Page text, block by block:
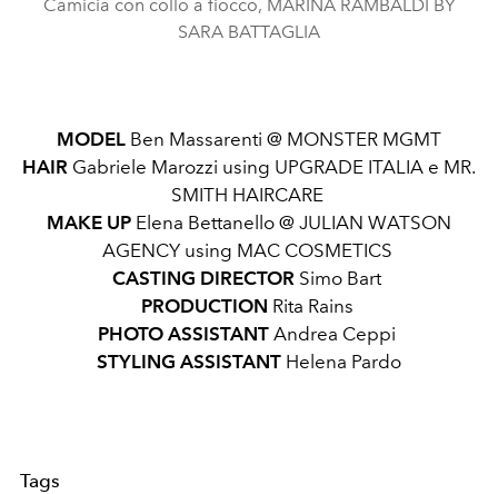
Camicia con collo a fiocco, MARINA RAMBALDI BY
SARA BATTAGLIA
MODEL Ben Massarenti @ MONSTER MGMT
HAIR Gabriele Marozzi using UPGRADE ITALIA e MR.
SMITH HAIRCARE
MAKE UP Elena Bettanello @ JULIAN WATSON
AGENCY using MAC COSMETICS
CASTING DIRECTOR Simo Bart
PRODUCTION Rita Rains
PHOTO ASSISTANT Andrea Ceppi
STYLING ASSISTANT Helena Pardo
Tags